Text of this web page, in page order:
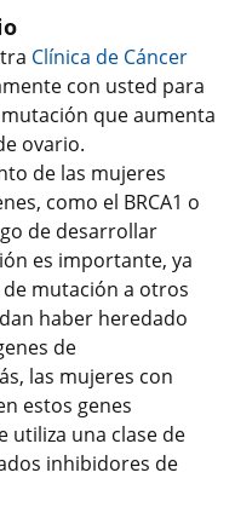
Clínica de Cáncer
con usted para
que aumenta
ovario.
de las mujeres
como el BRCA1 o
de desarrollar
es importante, ya
mutación a otros
haber heredado
de
las mujeres con
estos genes
utiliza una clase de
inhibidores de